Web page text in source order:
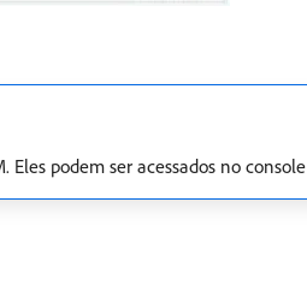
Eles podem ser acessados no console